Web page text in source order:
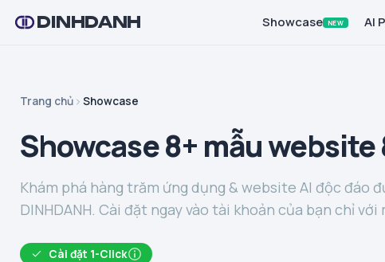
DINHDANH Showcase NEW AI
Trang chủ Showcase
Showcase 8+ mẫu
Khám phá hàng trăm ứng dụng & website AI độc đáo
DINHDANH. Cài đặt ngay vào tài khoản của bạn chỉ
Cài đặt 1-Click